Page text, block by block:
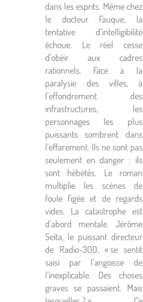
dans les esprits. Même chez
le docteur Fauque, la
tentative d’intelligibilité
échoue. Le réel cesse
d’obéir aux cadres
rationnels. Face à la
paralysie des villes, à
l’effondrement des
infrastructures, les
personnages les plus
puissants sombrent dans
l’effarement. Ils ne sont pas
seulement en danger : ils
sont hébétés. Le roman
multiplie les scènes de
foule figée et de regards
vides. La catastrophe est
d’abord mentale. Jérôme
Seita, le puissant directeur
de Radio-300, « se sentit
saisi par l’angoisse de
l’inexplicable. Des choses
graves se passaient. Mais